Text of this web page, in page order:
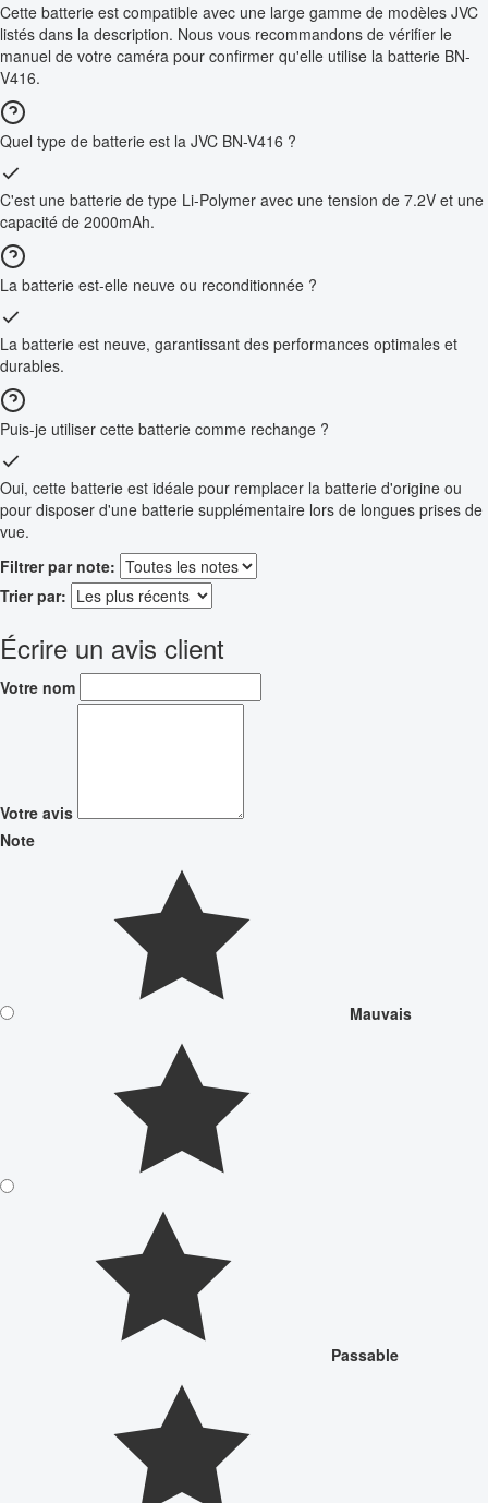
Cette batterie est compatible avec une large gamme de modèles JVC
listés dans la description. Nous vous recommandons de vérifier le
manuel de votre caméra pour confirmer qu'elle utilise la batterie BN-
V416.
Quel type de batterie est la JVC BN-V416 ?
C'est une batterie de type Li-Polymer avec une tension de 7.2V et une
capacité de 2000mAh.
La batterie est-elle neuve ou reconditionnée ?
La batterie est neuve, garantissant des performances optimales et
durables.
Puis-je utiliser cette batterie comme rechange ?
Oui, cette batterie est idéale pour remplacer la batterie d'origine ou
pour disposer d'une batterie supplémentaire lors de longues prises de
vue.
Filtrer par note:
Trier par:
Écrire un avis client
Votre nom
Votre avis
Note
Mauvais
Passable